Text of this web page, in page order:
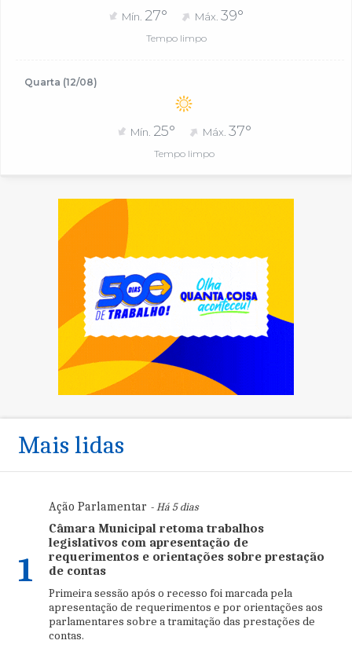
Mín. 27° Máx. 39°
Tempo limpo
Quarta (12/08)
Mín. 25° Máx. 37°
Tempo limpo
Mais lidas
1
Ação Parlamentar - Há 5 dias
Câmara Municipal retoma trabalhos
legislativos com apresentação de
requerimentos e orientações sobre prestação
de contas
Primeira sessão após o recesso foi marcada pela
apresentação de requerimentos e por orientações aos
parlamentares sobre a tramitação das prestações de
contas.